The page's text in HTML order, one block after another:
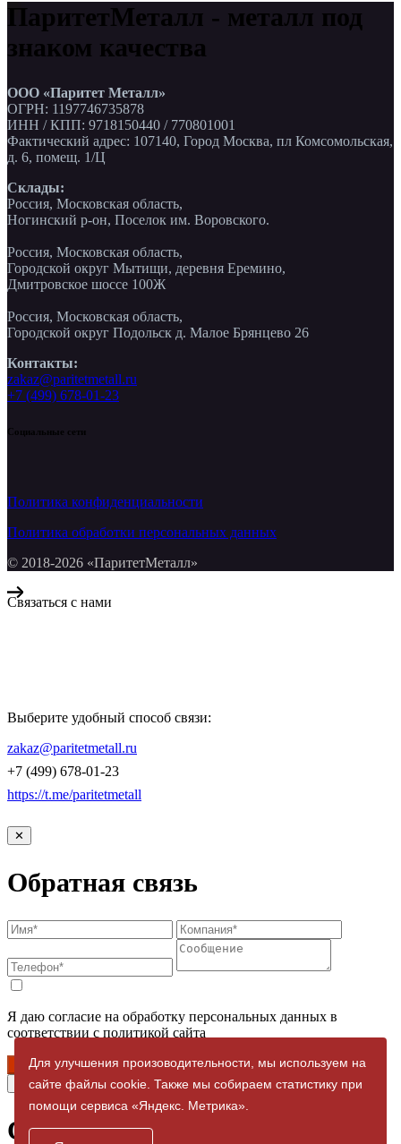
ПаритетМеталл - металл под
знаком качества
ООО «Паритет Металл»
ОГРН: 1197746735878
ИНН / КПП: 9718150440 / 770801001
Фактический адрес: 107140, Город Москва, пл Комсомольская,
д. 6, помещ. 1/Ц
Склады:
Россия, Московская область,
Ногинский р-он, Поселок им. Воровского.
Россия, Московская область,
Городской округ Мытищи, деревня Еремино,
Дмитровское шоссе 100Ж
Россия, Московская область,
Городской округ Подольск д. Малое Брянцево 26
Контакты:
zakaz@paritetmetall.ru
+7 (499) 678-01-23
Социальные сети
Политика конфиденциальности
Политика обработки персональных данных
© 2018-2026 «ПаритетМеталл»
Связаться с нами
Выберите удобный способ связи:
zakaz@paritetmetall.ru
+7 (499) 678-01-23
https://t.me/paritetmetall
Для улучшения произоводительности, мы используем на
сайте файлы cookie. Также мы собираем статистику при
помощи сервиса «Яндекс. Метрика».
✕
Обратная связь
Я даю согласие на обработку персональных данных в
соответствии с политикой сайта
Отправить
Спасибо за заявку